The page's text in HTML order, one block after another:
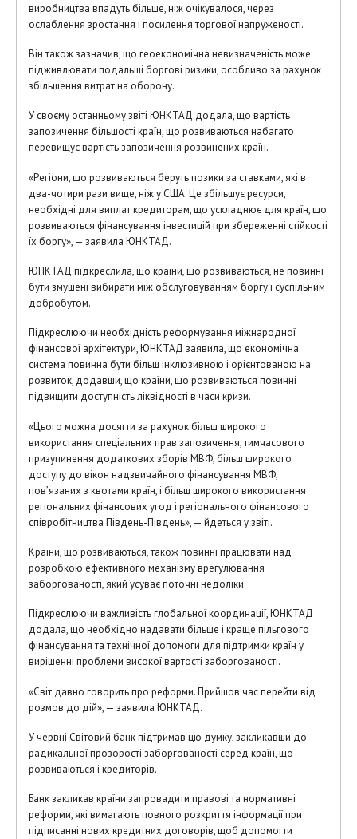
виробництва впадуть більше, ніж очікувалося, через
ослаблення зростання і посилення торгової напруженості.
Він також зазначив, що геоекономічна невизначеність може
підживлювати подальші боргові ризики, особливо за рахунок
збільшення витрат на оборону.
У своєму останньому звіті ЮНКТАД додала, що вартість
запозичення більшості країн, що розвиваються набагато
перевищує вартість запозичення розвинених країн.
«Регіони, що розвиваються беруть позики за ставками, які в
два-чотири рази вище, ніж у США. Це збільшує ресурси,
необхідні для виплат кредиторам, що ускладнює для країн, що
розвиваються фінансування інвестицій при збереженні стійкості
їх боргу», — заявила ЮНКТАД.
ЮНКТАД підкреслила, що країни, що розвиваються, не повинні
бути змушені вибирати між обслуговуванням боргу і суспільним
добробутом.
Підкреслюючи необхідність реформування міжнародної
фінансової архітектури, ЮНКТАД заявила, що економічна
система повинна бути більш інклюзивною і орієнтованою на
розвиток, додавши, що країни, що розвиваються повинні
підвищити доступність ліквідності в часи кризи.
«Цього можна досягти за рахунок більш широкого
використання спеціальних прав запозичення, тимчасового
призупинення додаткових зборів МВФ, більш широкого
доступу до вікон надзвичайного фінансування МВФ,
пов’язаних з квотами країн, і більш широкого використання
регіональних фінансових угод і регіонального фінансового
співробітництва Південь-Південь», — йдеться у звіті.
Країни, що розвиваються, також повинні працювати над
розробкою ефективного механізму врегулювання
заборгованості, який усуває поточні недоліки.
Підкреслюючи важливість глобальної координації, ЮНКТАД
додала, що необхідно надавати більше і краще пільгового
фінансування та технічної допомоги для підтримки країн у
вирішенні проблеми високої вартості заборгованості.
«Світ давно говорить про реформи. Прийшов час перейти від
розмов до дій», — заявила ЮНКТАД.
У червні Світовий банк підтримав цю думку, закликавши до
радикальної прозорості заборгованості серед країн, що
розвиваються і кредиторів.
Банк закликав країни запровадити правові та нормативні
реформи, які вимагають повного розкриття інформації при
підписанні нових кредитних договорів, щоб допомогти